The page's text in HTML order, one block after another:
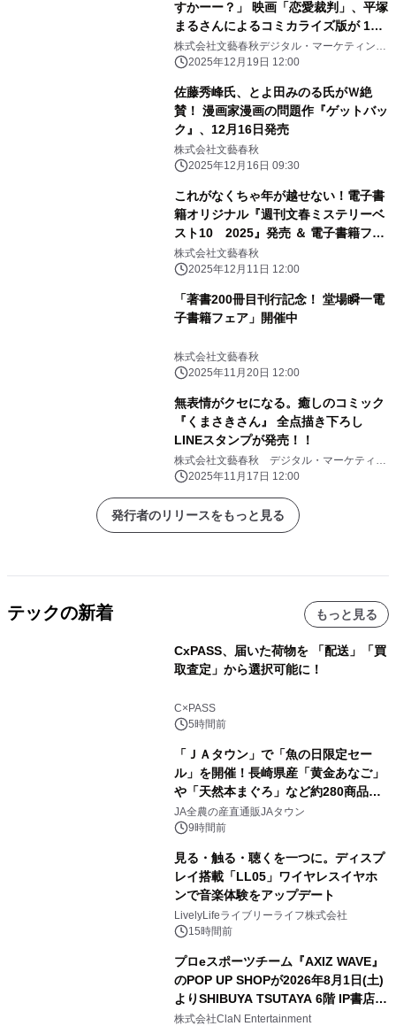
すかーー？」 映画「恋愛裁判」、平塚
まるさんによるコミカライズ版が 12
月19日（金）より「ピッコマ」にて先
行配信開始！
株式会社文藝春秋デジタル・マーケティング
部 2025年12月19日 12:00
佐藤秀峰氏、とよ田みのる氏がＷ絶
賛！ 漫画家漫画の問題作『ゲットバッ
ク』、12月16日発売
株式会社文藝春秋
2025年12月16日 09:30
これがなくちゃ年が越せない！電子書
籍オリジナル『週刊文春ミステリーベ
スト10 2025』発売 ＆ 電子書籍フェ
ア「文藝春秋ミステリー大祭2025」開
催
株式会社文藝春秋
2025年12月11日 12:00
「著書200冊目刊行記念！ 堂場瞬一電
子書籍フェア」開催中
株式会社文藝春秋
2025年11月20日 12:00
無表情がクセになる。癒しのコミック
『くまさきさん』 全点描き下ろし
LINEスタンプが発売！！
株式会社文藝春秋 デジタル・マーケティン
グ部2025年11月17日 12:00
発行者のリリースをもっと見る
テックの新着 もっと見る
CxPASS、届いた荷物を 「配送」「買
取査定」から選択可能に！
C×PASS
5時間前
「ＪＡタウン」で「魚の日限定セー
ル」を開催！長崎県産「黄金あなご」
や「天然本まぐろ」など約280商品を
販売！～毎月１０日の定例企画～
JA全農の産直通販JAタウン
9時間前
見る・触る・聴くを一つに。ディスプ
レイ搭載「LL05」ワイヤレスイヤホ
ンで音楽体験をアップデート
LivelyLifeライブリーライフ株式会社
15時間前
プロeスポーツチーム『AXIZ WAVE』
のPOP UP SHOPが2026年8月1日(土)
よりSHIBUYA TSUTAYA 6階 IP書店で
開催決定！！
株式会社ClaN Entertainment